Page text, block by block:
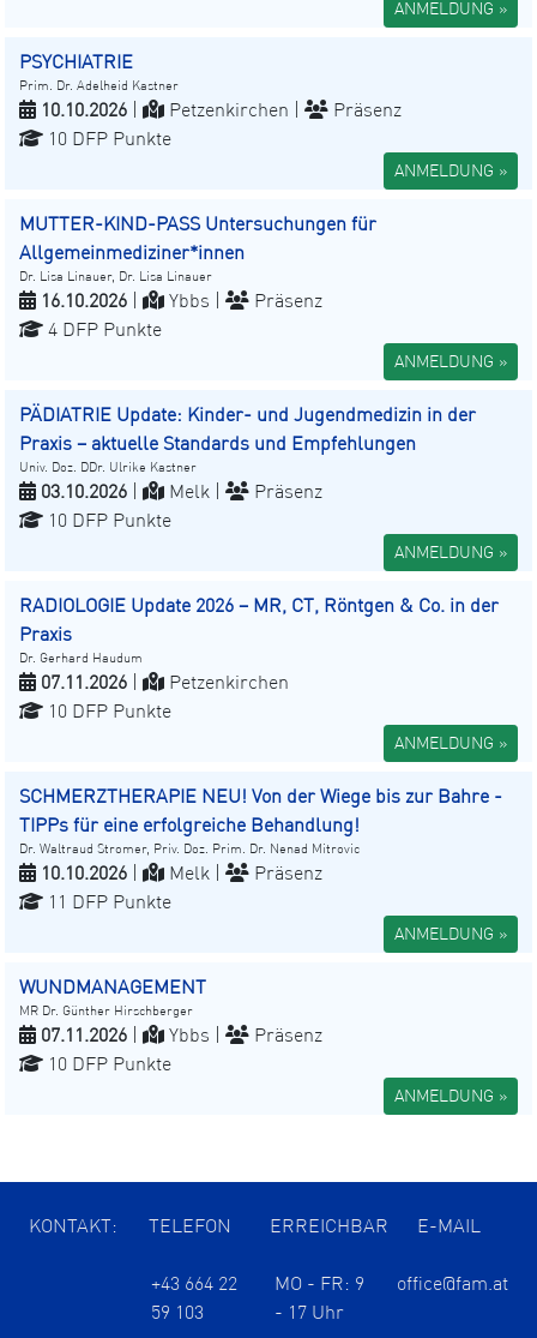
ANMELDUNG »
PSYCHIATRIE
Prim. Dr. Adelheid Kastner
10.10.2026 Petzenkirchen |
Präsenz
10 DFP Punkte
ANMELDUNG »
MUTTER-KIND-PASS Untersuchungen für
Allgemeinmediziner*innen
Dr. Lisa Linauer, Dr. Lisa Linauer
16.10.2026 Ybbs |
Präsenz
4 DFP Punkte
ANMELDUNG »
PÄDIATRIE Update: Kinder- und Jugendmedizin in der
Praxis – aktuelle Standards und Empfehlungen
Univ. Doz. DDr. Ulrike Kastner
03.10.2026 Melk |
Präsenz
10 DFP Punkte
ANMELDUNG »
RADIOLOGIE Update 2026 – MR, CT, Röntgen & Co. in der
Praxis
Dr. Gerhard Haudum
07.11.2026
Petzenkirchen
10 DFP Punkte
ANMELDUNG »
SCHMERZTHERAPIE NEU! Von der Wiege bis zur Bahre -
TIPPs für eine erfolgreiche Behandlung!
Dr. Waltraud Stromer, Priv. Doz. Prim. Dr. Nenad Mitrovic
10.10.2026 Melk |
Präsenz
11 DFP Punkte
ANMELDUNG »
WUNDMANAGEMENT
MR Dr. Günther Hirschberger
07.11.2026 Ybbs |
Präsenz
10 DFP Punkte
ANMELDUNG »
KONTAKT: TELEFON ERREICHBAR E-MAIL
+43 664 22
59 103
MO - FR: 9
- 17 Uhr
office@fam.at